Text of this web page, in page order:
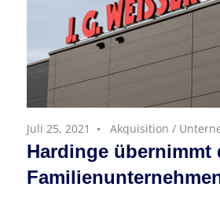
Juli 25, 2021 Akquisition /
Hardinge übernimmt